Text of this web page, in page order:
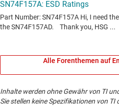
Alle Forenthemen auf
Inhalte werden ohne Gewähr von TI
Sie stellen keine Spezifikationen von TI